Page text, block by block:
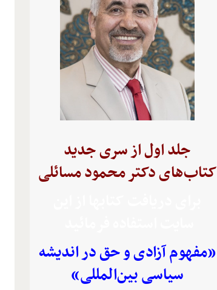
جلد اول از سری جدید
کتاب‌های دکتر محمود مسائلی
«مفهوم آزادی و حق در اندیشه
سیاسی بین‌المللی»